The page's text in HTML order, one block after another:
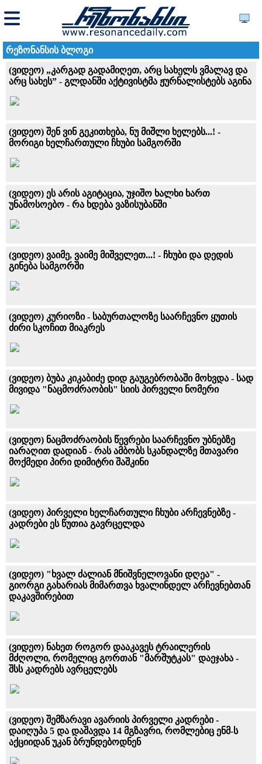
რეზონანსის ბლოგი
(ვიდეო) „კარგად გადამიღეთ, არც სახელს ვმალავ და
არც სახეს” - გლდანში აქტივისტმა ჟურნალისტებს აგინა
(ვიდეო) შენ ვინ გეკითხება, ნუ მიშლი ხელებს...! -
მორიგი ხელჩართული ჩხუბი სამგორში
(ვიდეო) ეს არის აგიტაცია, უჯიშო ხალხი ხართ
უნამოსოებო - რა ხდება ვაზისუბანში
(ვიდეო) ვაიმე, ვაიმე მიშველეთ...! - ჩხუბი და დედის
გინება სამგორში
(ვიდეო) კურიოზი - საბურთალოზე საარჩევნო ყუთის
ძირი სკოჩით მიაკრეს
(ვიდეო) ბუბა კიკაბიძე დიდ გაუგებრობაში მოხვდა - სად
მივიდა "ნაცმოძრაობის" სიის პირველი ნომერი
(ვიდეო) ნაცმოძრაობის წევრები საარჩევნო უბნებზე
იარაღით დადიან - რას ამბობს სკანდალზე მთავარი
მოქმედი პირი დიმიტრი შაშკინი
(ვიდეო) პირველი ხელჩართული ჩხუბი არჩევნებზე -
კადრები ეს წუთია გავრცელდა
(ვიდეო) "ხვალ ძალიან მნიშვნელოვანი დღეა" -
გიორგი გახარიას მიმართვა ხვალინდელ არჩევნებთან
დაკავშირებით
(ვიდეო) ნახეთ როგორ დააკავეს ტრაილერის
მძღოლი, რომელიც გორთან "მარშუტკას" დაეჯახა -
შსს კადრებს ავრცელებს
(ვიდეო) შემზარავი ავარიის პირველი კადრები -
დაიღუპა 5 და დაშავდა 14 მგზავრი, რომლებიც ენმ-ს
აქციიდან უკან ბრუნდებოდნენ